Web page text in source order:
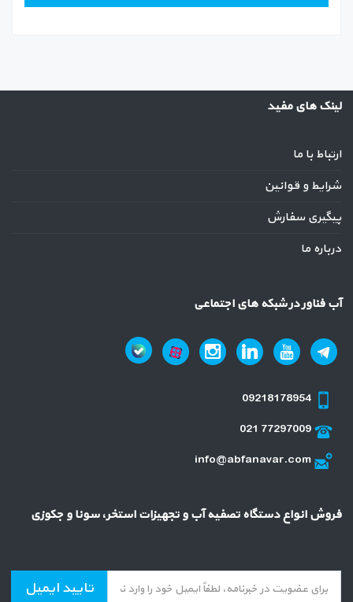
لینک های مفید
ارتباط با ما
شرایط و قوانین
پیگیری سفارش
درباره ما
آب فناور در شبکه های اجتماعی
09218178954
021 77297009
info@abfanavar.com
فروش انواع دستگاه تصفیه آب و تجهیزات استخر، سونا و جکوزی
تایید ایمیل